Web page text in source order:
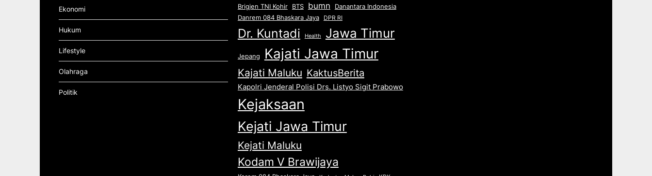
Ekonomi
Hukum
Lifestyle
Olahraga
Politik
Brigjen TNI Kohir BTS bumn
Danantara Indonesia
Danrem 084 Bhaskara Jaya
DPR RI
Dr. Kuntadi Health Jawa Timur
Jepang Kajati Jawa Timur
Kajati Maluku KaktusBerita
Kapolri Jenderal Polisi Drs. Listyo Sigit Prabowo
Kejaksaan
Kejati Jawa Timur
Kejati Maluku
Kodam V Brawijaya